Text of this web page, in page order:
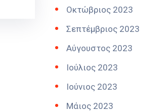
Οκτώβριος 2023
Σεπτέμβριος 2023
Αύγουστος 2023
Ιούλιος 2023
Ιούνιος 2023
Μάιος 2023